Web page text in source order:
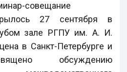
совещание
27 сентября в
зале РГПУ им. А. И.
в Санкт-Петербурге и
обсуждению